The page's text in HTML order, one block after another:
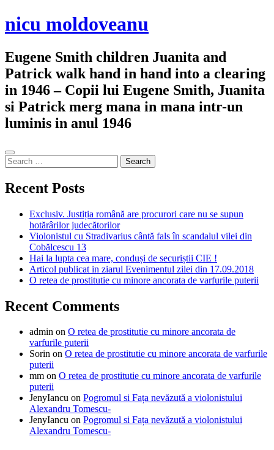
Skip
to
nicu moldoveanu
Eugene Smith children Juanita and
Patrick walk hand in hand into a clearing
in 1946 – Copii lui Eugene Smith, Juanita
si Patrick merg mana in mana intr-un
luminis in anul 1946
Sidebar
Search
for:
Recent Posts
Exclusiv. Justiția română are procurori care nu se supun
hotărârilor judecătorilor
Violonistul cu Stradivarius cântă fals în scandalul vilei din
Cobălcescu 13
Hai la lupta cea mare, conduși de securiștii CIE !
Articol publicat in ziarul Evenimentul zilei din 17.09.2018
O retea de prostitutie cu minore ancorata de varfurile puterii
Recent Comments
admin on O retea de prostitutie cu minore ancorata de
varfurile puterii
Sorin on O retea de prostitutie cu minore ancorata de varfurile
puterii
mm on O retea de prostitutie cu minore ancorata de varfurile
puterii
JenyIancu on Pogromul si Fața nevăzută a violonistului
Alexandru Tomescu-
JenyIancu on Pogromul si Fața nevăzută a violonistului
Alexandru Tomescu-